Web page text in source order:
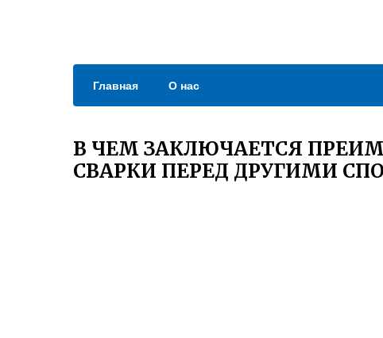
Главная О нас
В ЧЕМ ЗАКЛЮЧАЕТСЯ
СВАРКИ ПЕРЕД ДРУГИМИ